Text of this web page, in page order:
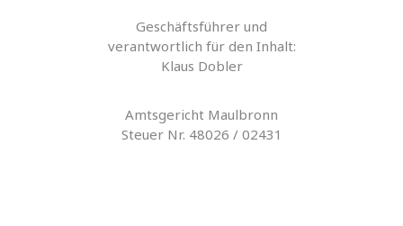
Geschäftsführer und
verantwortlich für den Inhalt:
Klaus Dobler
Amtsgericht Maulbronn
Steuer Nr. 48026 / 02431